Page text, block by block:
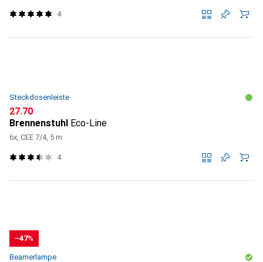
4
Steckdosenleiste
CHF
27.70
Brennenstuhl Eco-Line
6x, CEE 7/4, 5 m
4
−47%
Beamerlampe